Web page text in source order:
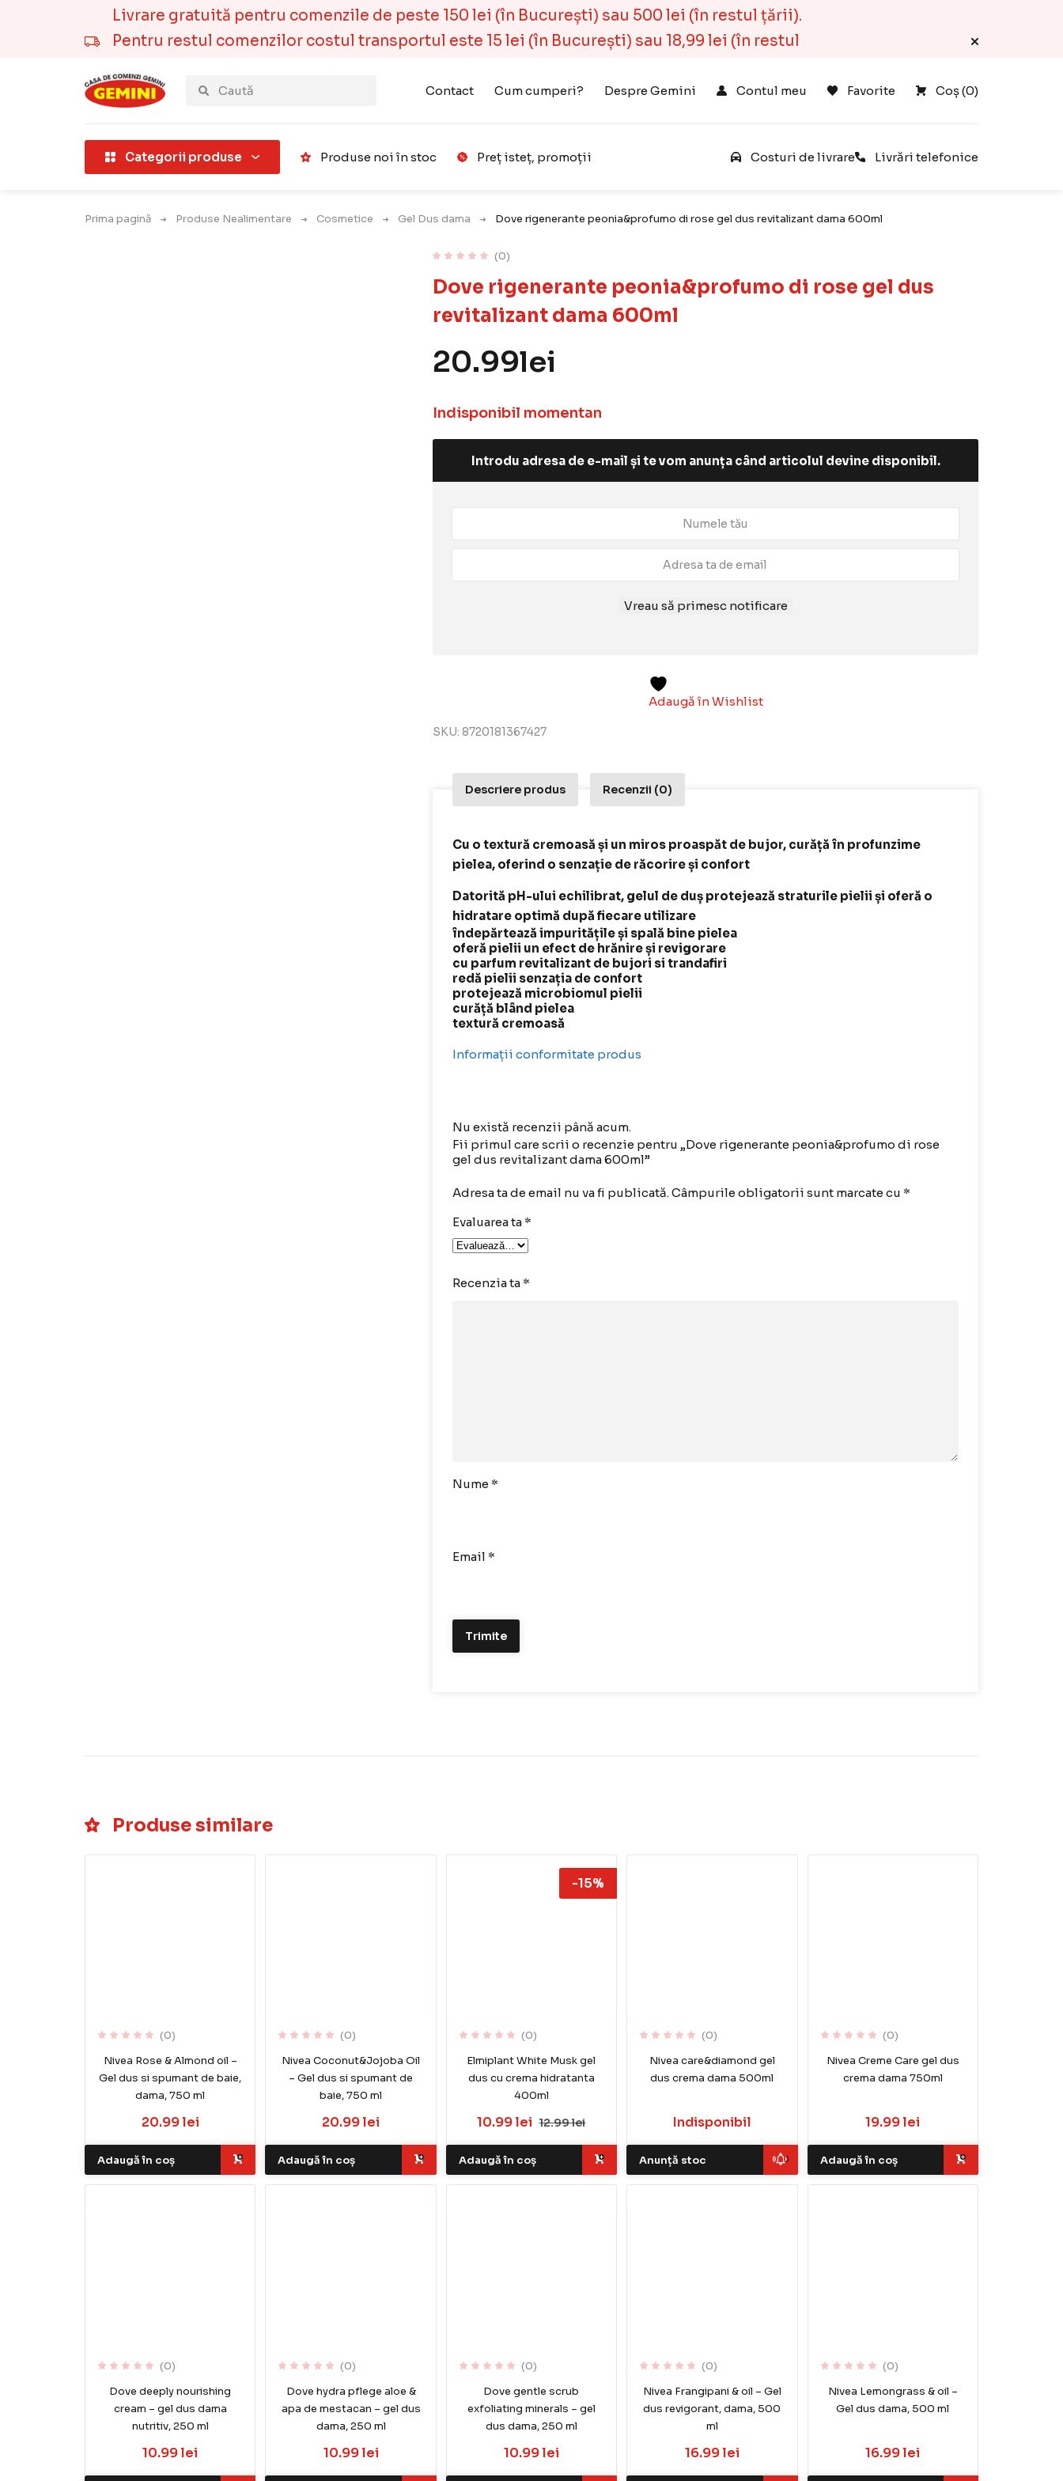
Livrare gratuită pentru comenzile de peste 150 lei (în București) sau 500 lei (în restul țării).
Pentru restul comenzilor costul transportul este 15 lei (în București) sau 18,99 lei (în restul
Contact Cum cumperi? Despre Gemini Contul meu Coș (0)
Favorite
Categorii produse Produse noi în stoc Preț isteț, promoții Costuri de livrare Livrări telefonice
Prima pagină Produse Nealimentare Cosmetice Gel Dus dama Dove rigenerante peonia&profumo di rose gel dus revitalizant dama 600ml
(0)
Dove rigenerante peonia&profumo di rose gel dus
revitalizant dama 600ml
20.99lei
Indisponibil momentan
Introdu adresa de e-mail și te vom anunța când articolul devine disponibil.
Vreau să primesc notificare
Adaugă în Wishlist
SKU: 8720181367427
Descriere produs Recenzii (0)
Cu o textură cremoasă și un miros proaspăt de bujor, curăță în profunzime
pielea, oferind o senzație de răcorire și confort
Datorită pH-ului echilibrat, gelul de duș protejează straturile pielii și oferă o
hidratare optimă după fiecare utilizare
îndepărtează impuritățile și spală bine pielea
oferă pielii un efect de hrănire și revigorare
cu parfum revitalizant de bujori si trandafiri
redă pielii senzația de confort
protejează microbiomul pielii
curăță blând pielea
textură cremoasă
Informații conformitate produs
Nu există recenzii până acum.
Fii primul care scrii o recenzie pentru „Dove rigenerante peonia&profumo di rose
gel dus revitalizant dama 600ml”
Adresa ta de email nu va fi publicată.Câmpurile obligatorii sunt marcate cu *
Evaluarea ta*
Recenzia ta*
Nume*
Email *
Produse similare
(0)
Nivea Rose & Almond oil –
Gel dus si spumant de baie,
dama, 750 ml
20.99 lei
Adaugă în coș
(0)
Nivea Coconut&Jojoba Oil
– Gel dus si spumant de
baie, 750 ml
20.99 lei
Adaugă în coș
(0)
Elmiplant White Musk gel
dus cu crema hidratanta
400ml
10.99 lei 12.99 lei
-15%
Adaugă în coș
(0)
Nivea care&diamond gel
dus crema dama 500ml
Indisponibil
Anunță stoc
(0)
Nivea Creme Care gel dus
crema dama 750ml
19.99 lei
Adaugă în coș
(0)
Dove deeply nourishing
cream – gel dus dama
nutritiv, 250 ml
10.99 lei
(0)
Dove hydra pflege aloe &
apa de mestacan – gel dus
dama, 250 ml
10.99 lei
(0)
Dove gentle scrub
exfoliating minerals – gel
dus dama, 250 ml
10.99 lei
(0)
Nivea Frangipani & oil – Gel
dus revigorant, dama, 500
ml
16.99 lei
(0)
Nivea Lemongrass & oil –
Gel dus dama, 500 ml
16.99 lei